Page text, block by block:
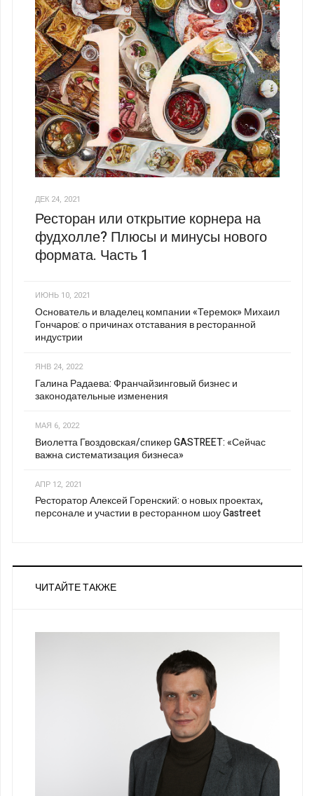
ДЕК 24, 2021
Ресторан или открытие корнера на
фудхолле? Плюсы и минусы нового
формата. Часть 1
ИЮНЬ 10, 2021
Основатель и владелец компании «Теремок» Михаил
Гончаров: о причинах отставания в ресторанной
индустрии
ЯНВ 24, 2022
Галина Радаева: Франчайзинговый бизнес и
законодательные изменения
МАЯ 6, 2022
Виолетта Гвоздовская/спикер GASTREET: «Сейчас
важна систематизация бизнеса»
АПР 12, 2021
Ресторатор Алексей Горенский: о новых проектах,
персонале и участии в ресторанном шоу Gastreet
ЧИТАЙТЕ ТАКЖЕ